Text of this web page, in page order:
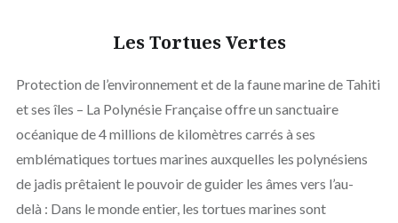
Les Tortues Vertes
Protection de l’environnement et de la faune marine de Tahiti
et ses îles – La Polynésie Française offre un sanctuaire
océanique de 4 millions de kilomètres carrés à ses
emblématiques tortues marines auxquelles les polynésiens
de jadis prêtaient le pouvoir de guider les âmes vers l’au-
delà : Dans le monde entier, les tortues marines sont